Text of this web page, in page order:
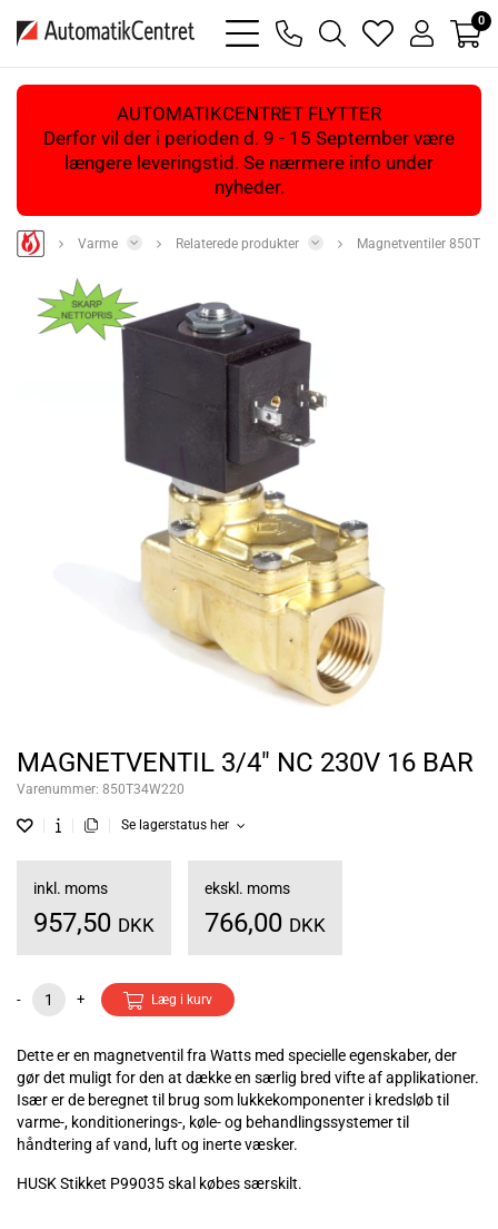
bars
light
phone
magnifying
glass
heart
light
user
light
0
AUTOMATIKCENTRET FLYTTER
Derfor vil der i perioden d. 9 - 15 September være
længere leveringstid. Se nærmere info under
nyheder.
Varme Relaterede produkter Magnetventiler 850T
MAGNETVENTIL 3/4" NC 230V 16 BAR
Varenummer: 850T34W220
Se lagerstatus her
inkl. moms
957,50 DKK
ekskl. moms
766,00 DKK
- + Læg i kurv
Dette er en magnetventil fra Watts med specielle egenskaber, der
gør det muligt for den at dække en særlig bred vifte af applikationer.
Især er de beregnet til brug som lukkekomponenter i kredsløb til
varme-, konditionerings-, køle- og behandlingssystemer til
håndtering af vand, luft og inerte væsker.
HUSK Stikket P99035 skal købes særskilt.